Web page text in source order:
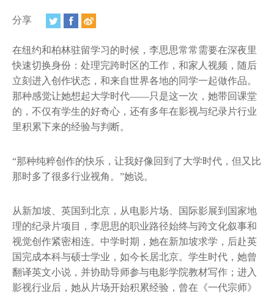
上海纽约大学汇刊
活动纵览
学生说
校园内外
联系方式
支持我们
分享
在纽约和柏林驻留学习的时候，李思思常常需要在深夜里
快速切换身份：处理完跨时区的工作，和家人视频，随后
立刻进入创作状态，和来自世界各地的同学一起做作品。
那种感觉让她想起大学时代——只是这一次，她带回课堂
的，不仅有学生的好奇心，还有多年在影视与纪录片行业
里积累下来的经验与判断。
“那种纯粹创作的快乐，让我好像回到了大学时代，但又比
那时多了很多行业视角。”她说。
从新加坡、英国到北京，从电影片场、国际影展到国家地
理的纪录片项目，李思思的职业路径始终与跨文化叙事和
视觉创作紧密相连。中学时期，她在新加坡求学，后赴英
国完成本科与硕士学业，如今长居北京。学生时代，她曾
翻译英文小说，并协助导师参与电影学院教材写作；进入
影视行业后，她从片场开始积累经验，曾在《一代宗师》